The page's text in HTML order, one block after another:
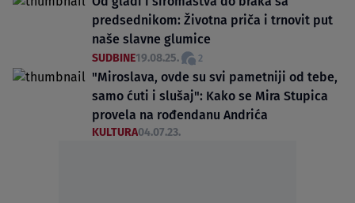
predsednikom: Životna priča i trnovit put
naše slavne glumice
SUDBINE19.08.25. 2
"Miroslava, ovde su svi pametniji od tebe,
samo ćuti i slušaj": Kako se Mira Stupica
provela na rođendanu Andrića
KULTURA04.07.23.